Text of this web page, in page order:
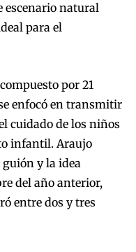
escenario natural
para el
por 21
enfocó en transmitir
cuidado de los niños
infantil. Araujo
y la idea
del año anterior,
entre dos y tres